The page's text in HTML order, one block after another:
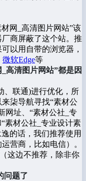
网_高清图片网站”该
商屏蔽了这个站。推
以用自带的浏览器，
微软Edge等
高清图片网站”都是因
、联通)进行优化，所
柒导航寻找“素材公
网址、“素材公社_专
素材公社_专业设计素
的话，我们推荐使用
营商，比如电信）。
这边不推荐，除非你
问题了